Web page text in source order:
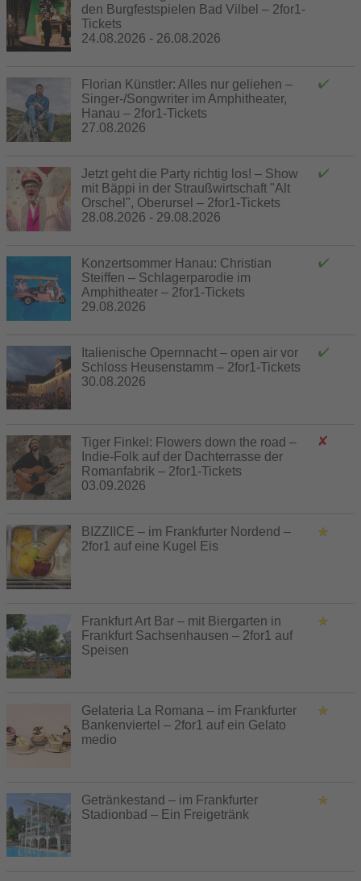
den Burgfestspielen Bad Vilbel – 2for1-
Tickets
24.08.2026 - 26.08.2026
Florian Künstler: Alles nur geliehen –
Singer-/Songwriter im Amphitheater,
Hanau – 2for1-Tickets
27.08.2026
Jetzt geht die Party richtig los! – Show
mit Bäppi in der Straußwirtschaft "Alt
Orschel", Oberursel – 2for1-Tickets
28.08.2026 - 29.08.2026
Konzertsommer Hanau: Christian
Steiffen – Schlagerparodie im
Amphitheater – 2for1-Tickets
29.08.2026
Italienische Opernnacht – open air vor
Schloss Heusenstamm – 2for1-Tickets
30.08.2026
Tiger Finkel: Flowers down the road –
Indie-Folk auf der Dachterrasse der
Romanfabrik – 2for1-Tickets
03.09.2026
BIZZIICE – im Frankfurter Nordend –
2for1 auf eine Kugel Eis
Frankfurt Art Bar – mit Biergarten in
Frankfurt Sachsenhausen – 2for1 auf
Speisen
Gelateria La Romana – im Frankfurter
Bankenviertel – 2for1 auf ein Gelato
medio
Getränkestand – im Frankfurter
Stadionbad – Ein Freigetränk